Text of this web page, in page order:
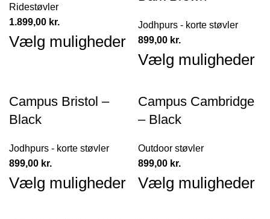
Ridestøvler
1.899,00 kr.
Vælg muligheder
Jodhpurs - korte støvler
899,00 kr.
Vælg muligheder
Campus Bristol –
Black
Jodhpurs - korte støvler
899,00 kr.
Vælg muligheder
Campus Cambridge
– Black
Outdoor støvler
899,00 kr.
Vælg muligheder